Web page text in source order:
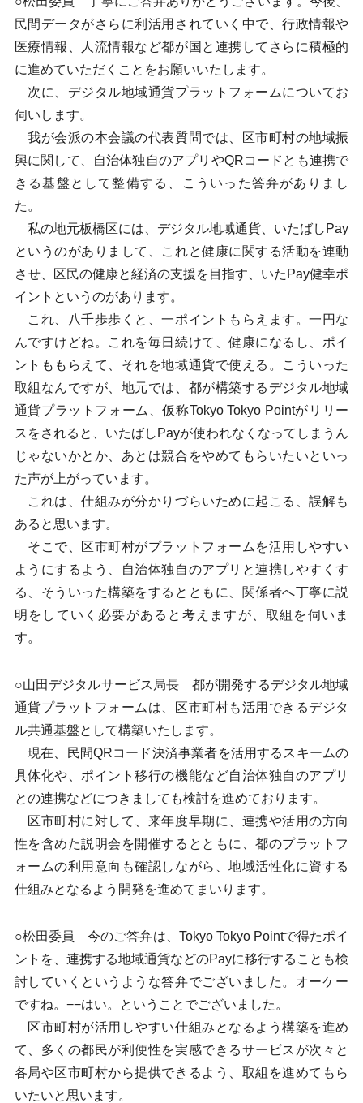
民間データがさらに利活用されていく中で、行政情報や
医療情報、人流情報など都が国と連携してさらに積極的
に進めていただくことをお願いいたします。
次に、デジタル地域通貨プラットフォームについてお
伺いします。
我が会派の本会議の代表質問では、区市町村の地域振
興に関して、自治体独自のアプリやQRコードとも連携で
きる基盤として整備する、こういった答弁がありまし
た。
私の地元板橋区には、デジタル地域通貨、いたばしPay
というのがありまして、これと健康に関する活動を連動
させ、区民の健康と経済の支援を目指す、いたPay健幸ポ
イントというのがあります。
これ、八千歩歩くと、一ポイントもらえます。一円な
んですけどね。これを毎日続けて、健康になるし、ポイ
ントももらえて、それを地域通貨で使える。こういった
取組なんですが、地元では、都が構築するデジタル地域
通貨プラットフォーム、仮称Tokyo Tokyo Pointがリリー
スをされると、いたばしPayが使われなくなってしまうん
じゃないかとか、あとは競合をやめてもらいたいといっ
た声が上がっています。
これは、仕組みが分かりづらいために起こる、誤解も
あると思います。
そこで、区市町村がプラットフォームを活用しやすい
ようにするよう、自治体独自のアプリと連携しやすくす
る、そういった構築をするとともに、関係者へ丁寧に説
明をしていく必要があると考えますが、取組を伺いま
す。
○山田デジタルサービス局長 都が開発するデジタル地域
通貨プラットフォームは、区市町村も活用できるデジタ
ル共通基盤として構築いたします。
現在、民間QRコード決済事業者を活用するスキームの
具体化や、ポイント移行の機能など自治体独自のアプリ
との連携などにつきましても検討を進めております。
区市町村に対して、来年度早期に、連携や活用の方向
性を含めた説明会を開催するとともに、都のプラットフ
ォームの利用意向も確認しながら、地域活性化に資する
仕組みとなるよう開発を進めてまいります。
○松田委員 今のご答弁は、Tokyo Tokyo Pointで得たポイ
ントを、連携する地域通貨などのPayに移行することも検
討していくというような答弁でございました。オーケー
ですね。−−はい。ということでございました。
区市町村が活用しやすい仕組みとなるよう構築を進め
て、多くの都民が利便性を実感できるサービスが次々と
各局や区市町村から提供できるよう、取組を進めてもら
いたいと思います。